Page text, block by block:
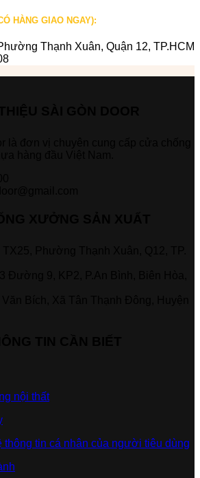
HÀNG GIAO NGAY):
Thạnh Xuân, Quận 12, TP.HCM
nội thất
thông tin cá nhân của người tiêu dùng